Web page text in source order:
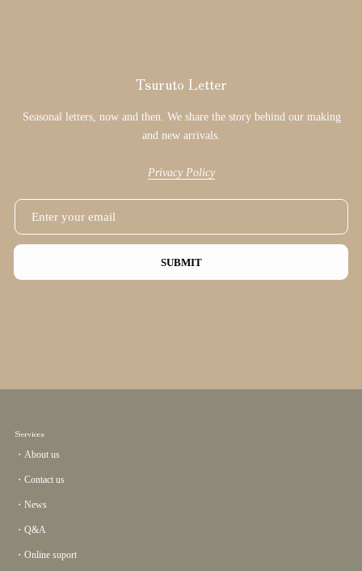
Tsuruto Letter
Seasonal letters, now and then. We share the story behind our making
and new arrivals.
Privacy Policy
SUBMIT
Services
・About us
・Contact us
・News
・Q&A
・Online suport